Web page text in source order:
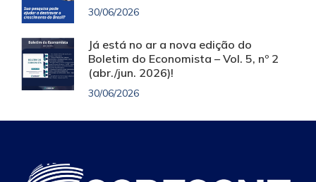
30/06/2026
Já está no ar a nova edição do
Boletim do Economista – Vol. 5, nº 2
(abr./jun. 2026)!
30/06/2026